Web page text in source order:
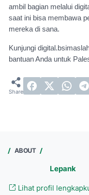
ambil bagian melalui
saat ini bisa membawa
mereka di sana.
Kunjungi
bantuan Anda untuk
ABOUT
Lepank
Lihat profil